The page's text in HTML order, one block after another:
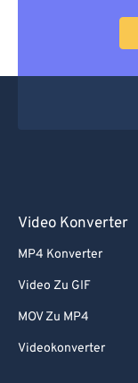
Video Konverter
MP4 Konverter
Video Zu GIF
MOV Zu MP4
Videokonverter